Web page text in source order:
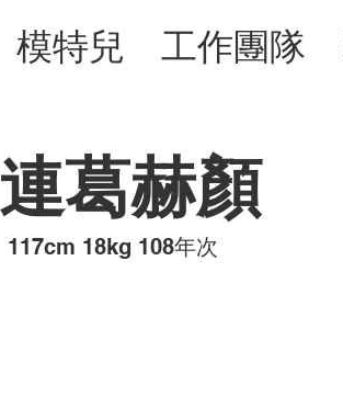
模特兒 工作團隊
連葛赫顏
117cm 18kg 108年次